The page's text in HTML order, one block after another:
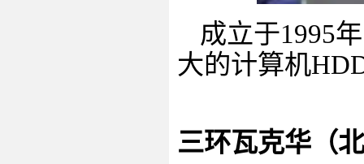
成立于1995
大的计算机
三环瓦克华（